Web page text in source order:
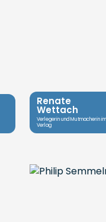
Renate
Wettach
Verlegerin und Mutmacherin
Verlag